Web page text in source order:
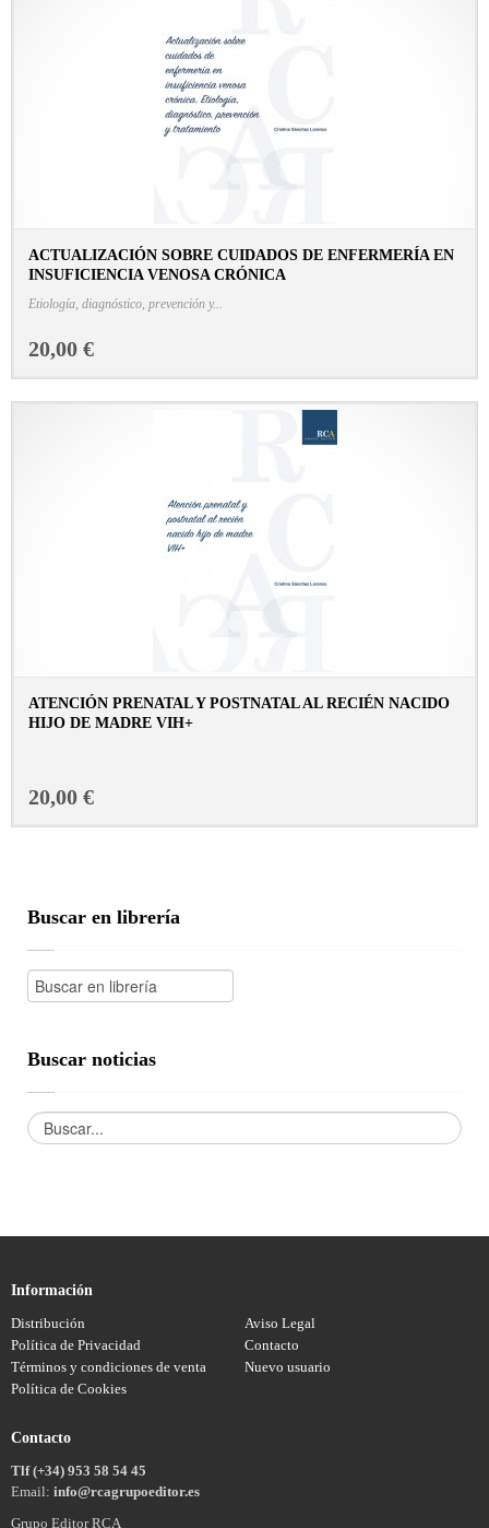
ACTUALIZACIÓN SOBRE CUIDADOS DE ENFERMERÍA EN
INSUFICIENCIA VENOSA CRÓNICA
Etiología, diagnóstico, prevención y...
20,00 €
ATENCIÓN PRENATAL Y POSTNATAL AL RECIÉN NACIDO
HIJO DE MADRE VIH+
20,00 €
Buscar en librería
Buscar noticias
Información
Distribución
Aviso Legal
Política de Privacidad
Contacto
Términos y condiciones de venta
Nuevo usuario
Política de Cookies
Contacto
Tlf (+34) 953 58 54 45
Email: info@rcagrupoeditor.es
Grupo Editor RCA